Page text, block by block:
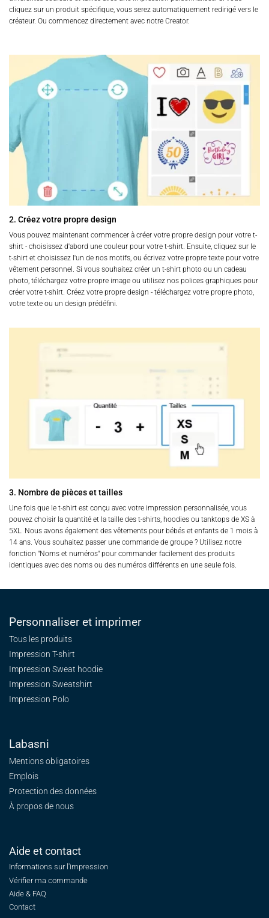
cliquez sur un produit spécifique, vous serez automatiquement redirigé vers le
créateur. Ou commencez directement avec notre Creator.
2. Créez votre propre design
Vous pouvez maintenant commencer à créer votre propre design pour votre t-
shirt - choisissez d'abord une couleur pour votre t-shirt. Ensuite, cliquez sur le
t-shirt et choisissez l'un de nos motifs, ou écrivez votre propre texte pour votre
vêtement personnel. Si vous souhaitez créer un t-shirt photo ou un cadeau
photo, téléchargez votre propre image ou utilisez nos polices graphiques pour
créer votre t-shirt. Créez votre propre design - téléchargez votre propre photo,
votre texte ou un design prédéfini.
3. Nombre de pièces et tailles
Une fois que le t-shirt est conçu avec votre impression personnalisée, vous
pouvez choisir la quantité et la taille des t-shirts, hoodies ou tanktops de XS à
5XL. Nous avons également des vêtements pour bébés et enfants de 1 mois à
14 ans. Vous souhaitez passer une commande de groupe ? Utilisez notre
fonction "Noms et numéros" pour commander facilement des produits
identiques avec des noms ou des numéros différents en une seule fois.
Personnaliser et imprimer
Tous les produits
Impression T-shirt
Impression Sweat hoodie
Impression Sweatshirt
Impression Polo
Labasni
Mentions obligatoires
Emplois
Protection des données
À propos de nous
Aide et contact
Informations sur l'impression
Vérifier ma commande
Aide & FAQ
Contact